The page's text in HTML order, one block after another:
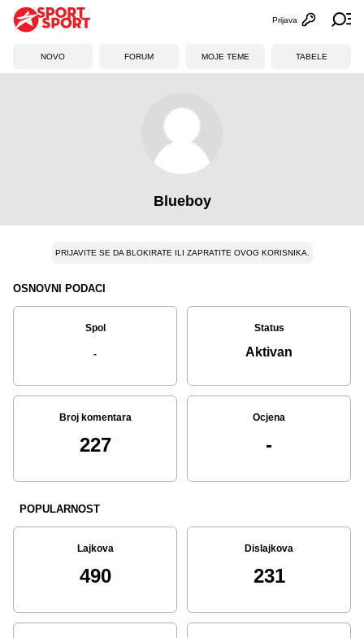
Otvori
Prijava
NOVO FORUM MOJE TEME TABELE
Blueboy
PRIJAVITE SE DA BLOKIRATE ILI ZAPRATITE OVOG KORISNIKA.
OSNOVNI PODACI
Spol
-
Status
Aktivan
Broj komentara
227
Ocjena
-
POPULARNOST
Lajkova
490
Dislajkova
231